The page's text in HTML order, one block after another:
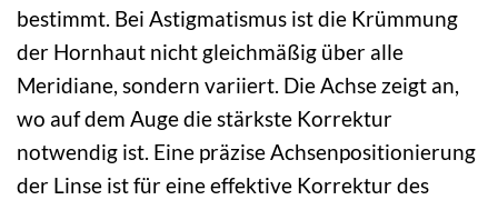
bestimmt. Bei Astigmatismus ist die Krümmung
der Hornhaut nicht gleichmäßig über alle
Meridiane, sondern variiert. Die Achse zeigt an,
wo auf dem Auge die stärkste Korrektur
notwendig ist. Eine präzise Achsenpositionierung
der Linse ist für eine effektive Korrektur des